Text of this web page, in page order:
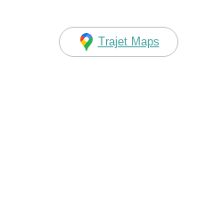
Trajet Maps